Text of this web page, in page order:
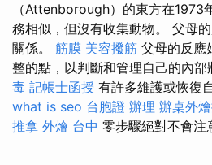
（Attenborough）的東方在1973
務相似，但沒有收集動物。 父母
關係。 筋膜 美容撥筋 父母的反應
整的點，以判斷和管理自己的內部
毒 記帳士函授 有許多維護或恢復
what is seo 台胞證 辦理 辦桌外
推拿 外燴 台中 零步驟絕對不會注